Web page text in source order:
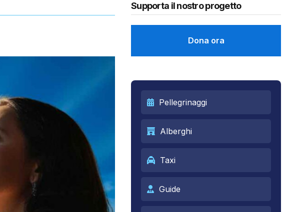
Supporta il nostro progetto
Dona ora
Pellegrinaggi
Alberghi
Taxi
Guide